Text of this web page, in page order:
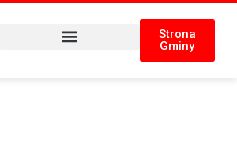
Strona
Gminy